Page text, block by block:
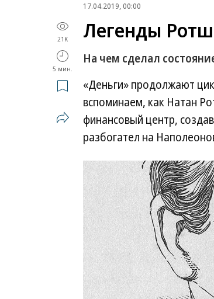
17.04.2019, 00:00
21K
5 мин.
Легенды
На чем сделал
«Деньги» продолжают
вспоминаем, как Натан
финансовый центр,
разбогател на